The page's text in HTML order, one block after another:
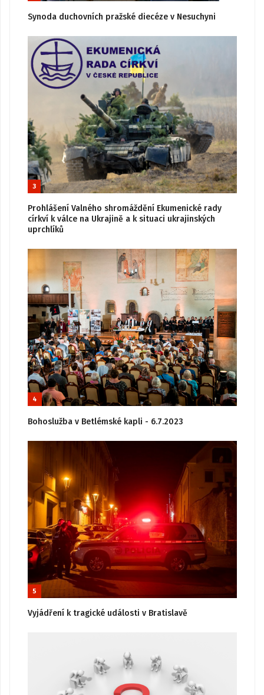
Synoda duchovních pražské diecéze v Nesuchyni
3
Prohlášení Valného shromáždění Ekumenické rady
církví k válce na Ukrajině a k situaci ukrajinských
uprchlíků
4
Bohoslužba v Betlémské kapli - 6.7.2023
5
Vyjádření k tragické události v Bratislavě